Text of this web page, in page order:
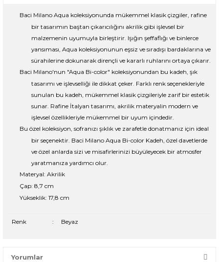
Baci Milano Aqua koleksiyonunda mükemmel klasik çizgiler, rafine
bir tasarımın baştan çıkarıcılığını akrilik gibi işlevsel bir
malzemenin uyumuyla birleştirir. Işığın şeffaflığı ve binlerce
yansıması, Aqua koleksiyonunun eşsiz ve sıradışı bardaklarına ve
sürahilerine dokunarak dirençli ve kararlı ruhlarını ortaya çıkarır.
Baci Milano'nun "Aqua Bi-color" koleksiyonundan bu kadeh, şık
tasarımı ve işlevselliği ile dikkat çeker. Farklı renk seçenekleriyle
sunulan bu kadeh, mükemmel klasik çizgileriyle zarif bir estetik
sunar. Rafine İtalyan tasarımı, akrilik materyalin modern ve
işlevsel özellikleriyle mükemmel bir uyum içindedir.
Bu özel koleksiyon, sofranızı şıklık ve zarafetle donatmanız için ideal
bir seçenektir. Baci Milano Aqua Bi-color Kadeh, özel davetlerde
ve özel anlarda sizi ve misafirlerinizi büyüleyecek bir atmosfer
yaratmanıza yardımcı olur.
Materyal: Akrilik
Çap: 8,7 cm
Yükseklik: 17,8 cm
Renk : Beyaz
Yorumlar